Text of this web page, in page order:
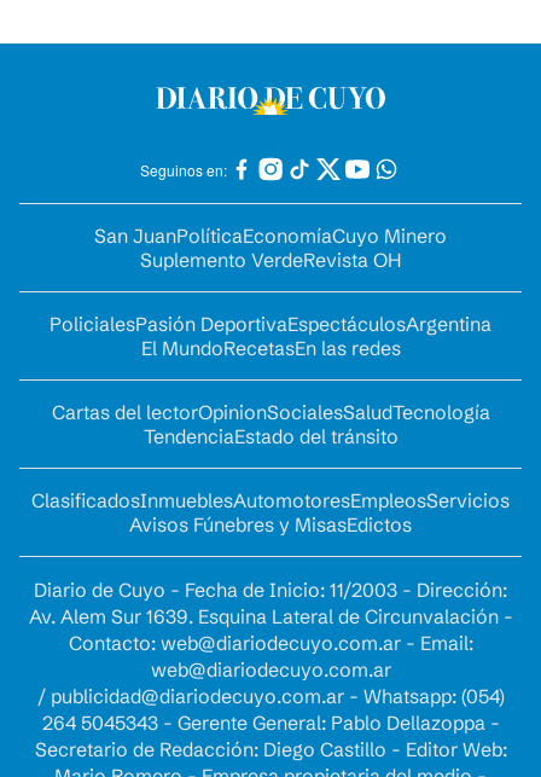
Seguinos en:
San JuanPolíticaEconomíaCuyo Minero
Suplemento VerdeRevista OH
PolicialesPasión DeportivaEspectáculosArgentina
El MundoRecetasEn las redes
Cartas del lectorOpinionSocialesSaludTecnología
TendenciaEstado del tránsito
ClasificadosInmueblesAutomotoresEmpleosServicios
Avisos Fúnebres y MisasEdictos
Diario de Cuyo - Fecha de Inicio: 11/2003 - Dirección:
Av. Alem Sur 1639. Esquina Lateral de Circunvalación -
Contacto: web@diariodecuyo.com.ar- Email:
web@diariodecuyo.com.ar
/ publicidad@diariodecuyo.com.ar- Whatsapp: (054)
264 5045343 - Gerente General: Pablo Dellazoppa -
Secretario de Redacción: Diego Castillo - Editor Web: